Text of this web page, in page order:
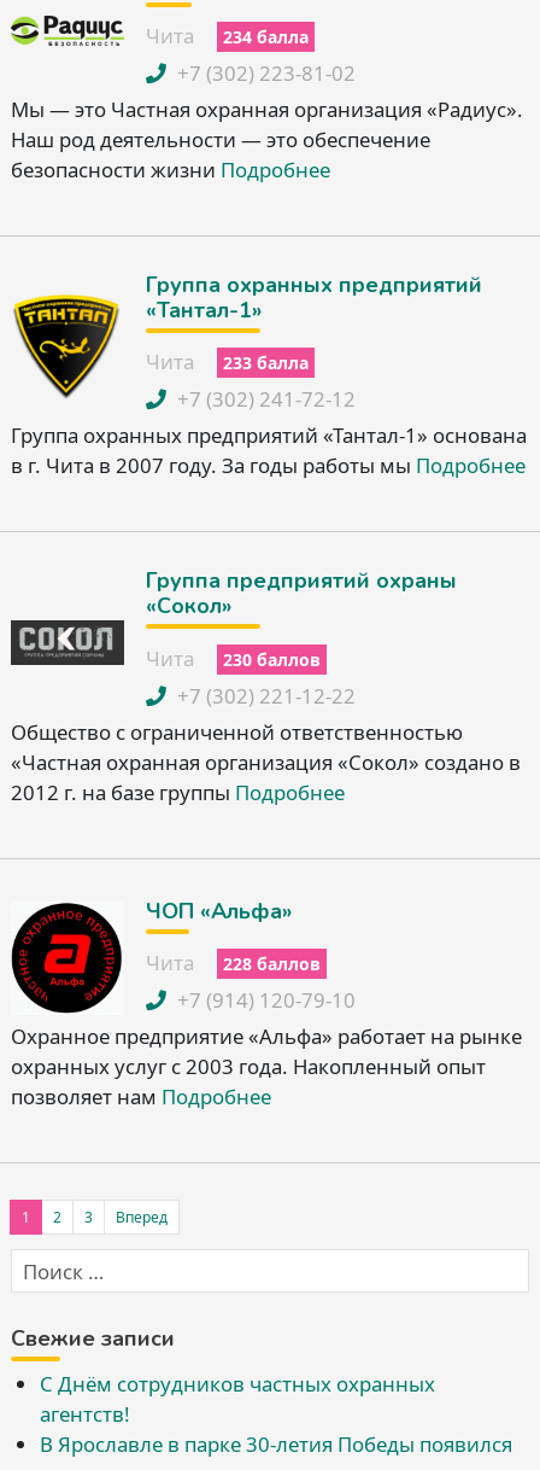
Чита 234 балла
+7 (302) 223-81-02
Мы — это Частная охранная организация «Радиус».
Наш род деятельности — это обеспечение
безопасности жизни Подробнее
Группа охранных предприятий
«Тантал-1»
Чита 233 балла
+7 (302) 241-72-12
Группа охранных предприятий «Тантал-1» основана
в г. Чита в 2007 году. За годы работы мы Подробнее
Группа предприятий охраны
«Сокол»
Чита 230 баллов
+7 (302) 221-12-22
Общество с ограниченной ответственностью
«Частная охранная организация «Сокол» создано в
2012 г. на базе группы Подробнее
ЧОП «Альфа»
Чита 228 баллов
+7 (914) 120-79-10
Охранное предприятие «Альфа» работает на рынке
охранных услуг с 2003 года. Накопленный опыт
позволяет нам Подробнее
1 2 3 Вперед
Свежие записи
С Днём сотрудников частных охранных
агентств!
В Ярославле в парке 30-летия Победы появился